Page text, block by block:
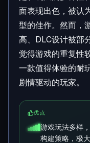
面表现出色，被认
型的佳作。然而，
高、DLC设计被部
觉得游戏的重复性
一款值得体验的耐
剧情驱动的玩家。
优点
游戏玩法多样
构建策略，极